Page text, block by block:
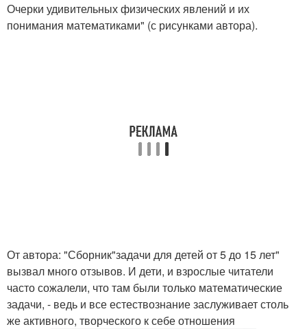
Очерки удивительных физических явлений и их
понимания математиками" (с рисунками автора).
От автора: "Сборник"задачи для детей от 5 до 15 лет"
вызвал много отзывов. И дети, и взрослые читатели
часто сожалели, что там были только математические
задачи, - ведь и все естествознание заслуживает столь
же активного, творческого к себе отношения